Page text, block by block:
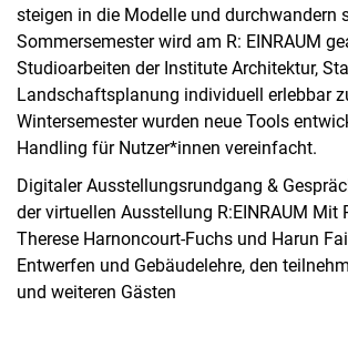
steigen in die Modelle und durchwandern
Sommersemester wird am R: EINRAUM
Studioarbeiten der Institute Architektur,
Landschaftsplanung individuell erlebbar
Wintersemester wurden neue Tools
Handling für Nutzer*innen vereinfacht.
Digitaler Ausstellungsrundgang &
der virtuellen Ausstellung R:EINRAUM Mit
Therese Harnoncourt-Fuchs und Harun
Entwerfen und Gebäudelehre, den
und weiteren Gästen